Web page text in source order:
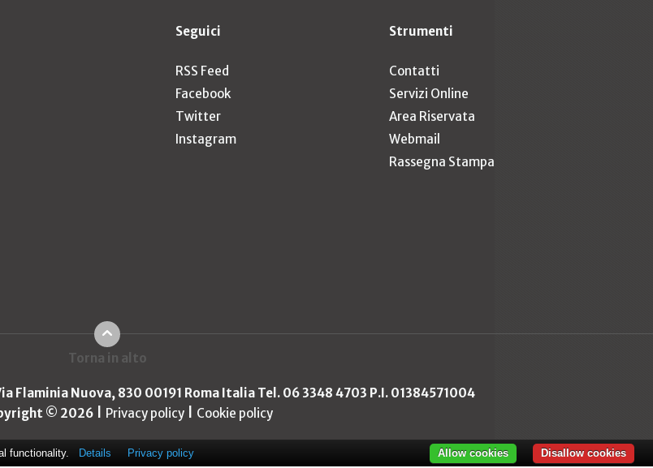
Seguici
RSS Feed
Facebook
Twitter
Instagram
Strumenti
Contatti
Servizi Online
Area Riservata
Webmail
Rassegna Stampa
Torna in alto
Flaminia Nuova, 830 00191 Roma Italia Tel. 06 3348 4703 P.I. 01384571004
© 2026
Privacy policy Cookie policy
functionality. Details Privacy policy Disallow cookies
Allow cookies